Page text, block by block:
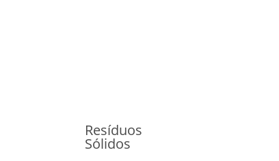
Resíduos
Sólidos